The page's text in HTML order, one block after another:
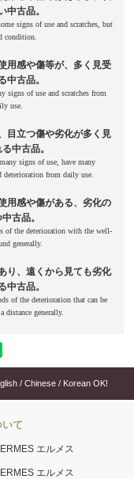
/ Chinese / Korean OK!
て
エルメス
エルメス